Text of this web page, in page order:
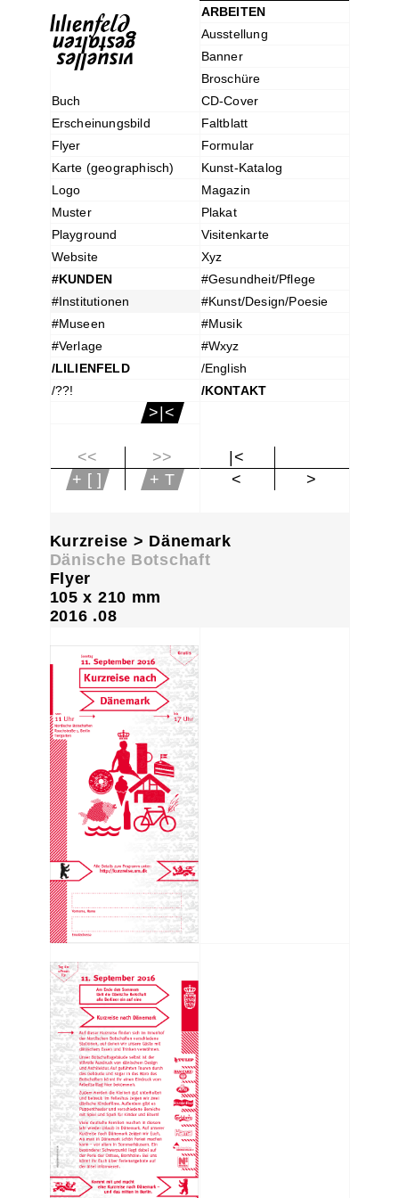
ARBEITEN
Ausstellung
Banner
Broschüre
Buch
CD-Cover
Erscheinungsbild
Faltblatt
Flyer
Formular
Karte (geographisch)
Kunst-Katalog
Logo
Magazin
Muster
Plakat
Playground
Visitenkarte
Website
Xyz
#KUNDEN
#Gesundheit/Pflege
#Institutionen
#Kunst/Design/Poesie
#Museen
#Musik
#Verlage
#Wxyz
/LILIENFELD
/English
/??!
/KONTAKT
>|<
<<
>>
+ [ ]
+ T
|<
<
>
Kurzreise > Dänemark
Dänische Botschaft
Flyer
105 x 210 mm
2016 .08